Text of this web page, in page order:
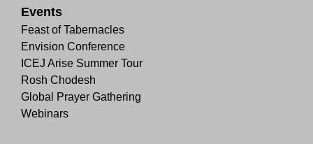
Events
Feast of Tabernacles
Envision Conference
ICEJ Arise Summer Tour
Rosh Chodesh
Global Prayer Gathering
Webinars